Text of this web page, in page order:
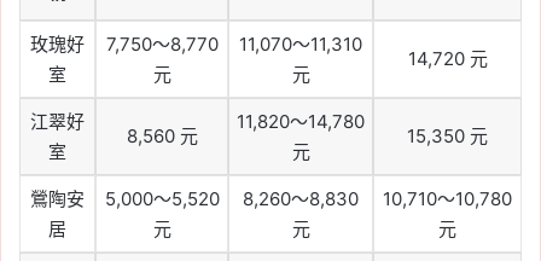
玫瑰好
室
7,750～8,770
元
11,070～11,310
元
14,720 元
江翠好
室
8,560 元
11,820～14,780
元
15,350 元
鶯陶安
居
5,000～5,520
元
8,260～8,830
元
10,710～10,780
元